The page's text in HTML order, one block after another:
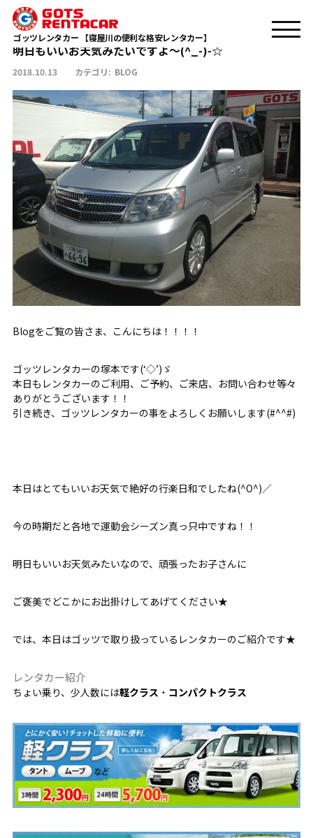
ゴッツレンタカー 【寝屋川の便利な格安レンタカー】
TOP BLOG
明日もいいお天気みたいですよ～(^_-)-☆
2018.10.13 カテゴリ: BLOG
Blogをご覧の皆さま、こんにちは！！！！
ゴッツレンタカーの塚本です(‘◇’)ゞ
本日もレンタカーのご利用、ご予約、ご来店、お問い合わせ等々
ありがとうございます！！
引き続き、ゴッツレンタカーの事をよろしくお願いします(#^^#)
本日はとてもいいお天気で絶好の行楽日和でしたね(^O^)／
今の時期だと各地で運動会シーズン真っ只中ですね！！
明日もいいお天気みたいなので、頑張ったお子さんに
ご褒美でどこかにお出掛けしてあげてください★
では、本日はゴッツで取り扱っているレンタカーのご紹介です★
レンタカー紹介
ちょい乗り、少人数には軽クラス ・ コンパクトクラス